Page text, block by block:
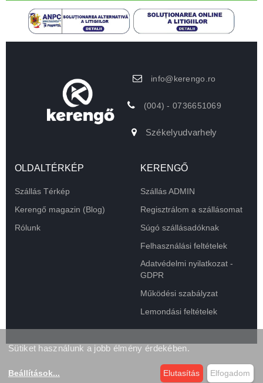
info@kerengo.ro
(004) - 0736651069
Székelyudvarhely
OLDALTÉRKÉP
Szállás Térkép
Kerengő magazin (Blog)
Rólunk
KERENGŐ
Szállás ADMIN
Regisztrálom a szállásomat
Súgó szállásadóknak
Felhasználási feltételek
Adatvédelmi nyilatkozat -
GDPR
Működési szabályzat
Lemondási feltételek
Sütiket használunk a jobb élmény érdekében.
Beállítások... Elutasítás Elfogadom